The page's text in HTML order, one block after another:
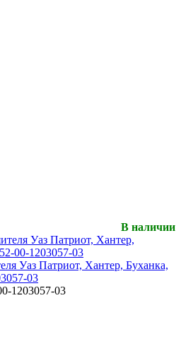
В наличии
Уаз Патриот, Хантер, Буханка,
03
1203057-03